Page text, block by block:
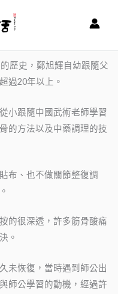
歷史，鄭旭輝自幼跟隨父
過20年以上。
小跟隨中國武術老師學習
的方法以及中藥調理的技
布、也不做關節整復調
的很深透，許多筋骨酸痛
。
未恢復，當時遇到師公出
師公學習的動機，經過許